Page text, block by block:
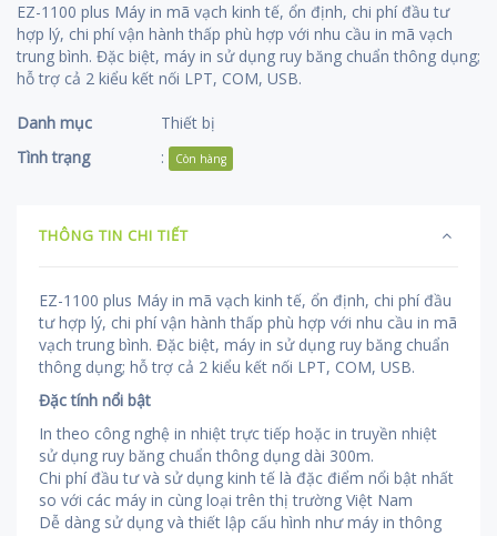
EZ-1100 plus Máy in mã vạch kinh tế, ổn định, chi phí đầu tư
hợp lý, chi phí vận hành thấp phù hợp với nhu cầu in mã vạch
trung bình. Đặc biệt, máy in sử dụng ruy băng chuẩn thông dụng;
hỗ trợ cả 2 kiểu kết nối LPT, COM, USB.
Danh mục
Thiết bị
Tình trạng
: Còn hàng
THÔNG TIN CHI TIẾT
EZ-1100 plus Máy in mã vạch kinh tế, ổn định, chi phí đầu
tư hợp lý, chi phí vận hành thấp phù hợp với nhu cầu in mã
vạch trung bình. Đặc biệt, máy in sử dụng ruy băng chuẩn
thông dụng; hỗ trợ cả 2 kiểu kết nối LPT, COM, USB.
Đặc tính nổi bật
In theo công nghệ in nhiệt trực tiếp hoặc in truyền nhiệt
sử dụng ruy băng chuẩn thông dụng dài 300m.
Chi phí đầu tư và sử dụng kinh tế là đặc điểm nổi bật nhất
so với các máy in cùng loại trên thị trường Việt Nam
Dễ dàng sử dụng và thiết lập cấu hình như máy in thông